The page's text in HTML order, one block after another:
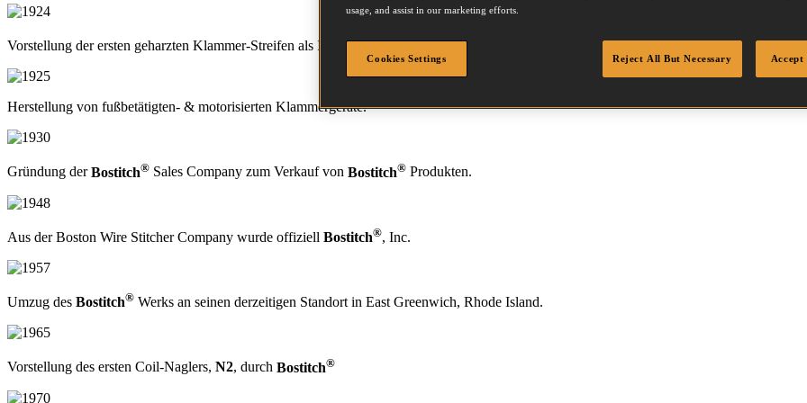
Vorstellung der ersten geharzten Klammer-Streifen als Industrienorm durchBostitch
Herstellung von fußbetätigten- & motorisierten Klammergeräte.
Gründung derBostitch® Sales Company zum Verkauf von Bostitch® Produkten.
Aus der Boston Wire Stitcher Company wurde offiziell Bostitch®, Inc.
Umzug des Bostitch® Werks an seinen derzeitigen Standort in East Greenwich, Rhode Island.
Vorstellung des ersten Coil-Naglers, N2, durch Bostitch®
usage, and assist in our marketing efforts.
Cookies Settings Reject All But Necessary Accept